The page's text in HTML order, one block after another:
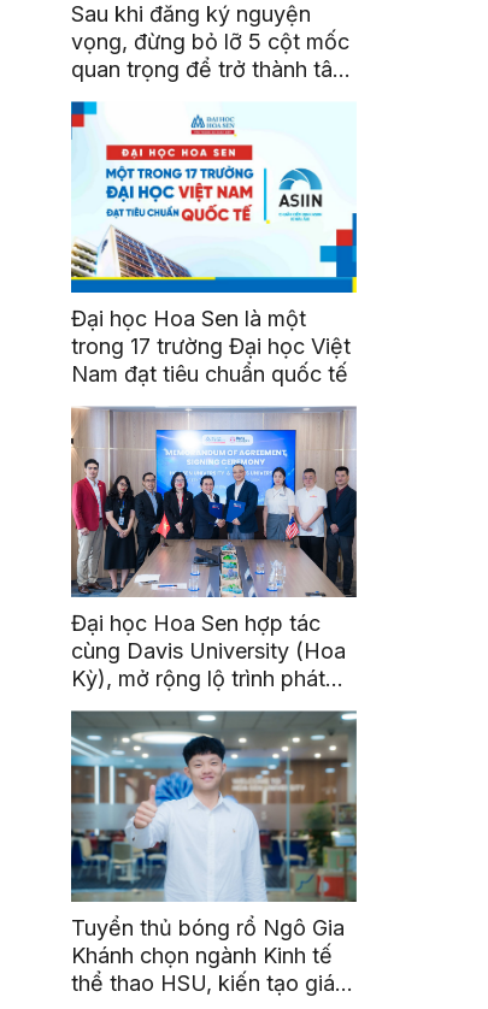
Sau khi đăng ký nguyện
vọng, đừng bỏ lỡ 5 cột mốc
quan trọng để trở thành tân
sinh viên HSU
Đại học Hoa Sen là một
trong 17 trường Đại học Việt
Nam đạt tiêu chuẩn quốc tế
Đại học Hoa Sen hợp tác
cùng Davis University (Hoa
Kỳ), mở rộng lộ trình phát
triển toàn cầu cho sinh viên
Tuyển thủ bóng rổ Ngô Gia
Khánh chọn ngành Kinh tế
thể thao HSU, kiến tạo giá